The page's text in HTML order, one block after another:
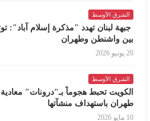
الشرق الأوسط
جبهة لبنان تهدد "مذكرة إسلام آباد":
بين واشنطن وطهران
20 يونيو 2026
الشرق الأوسط
الكويت تحبط هجوماً بـ"درونات"
طهران باستهداف منشآتها
10 مايو 2026